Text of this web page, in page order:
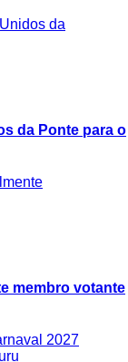
da Ponte para o
membro votante